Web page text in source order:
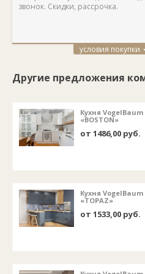
звонок. Скидки, рассрочка.
условия покупки
Другие предложения
Кухня VogelBaum
«BOSTON»
от 1486,00 руб.
Кухня VogelBaum
«TOPAZ»
от 1533,00 руб.